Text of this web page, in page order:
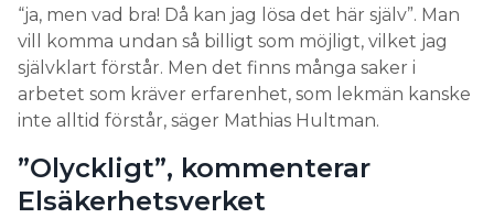
“ja, men vad bra! Då kan jag lösa det här själv”. Man
vill komma undan så billigt som möjligt, vilket jag
självklart förstår. Men det finns många saker i
arbetet som kräver erfarenhet, som lekmän kanske
inte alltid förstår, säger Mathias Hultman.
”Olyckligt”, kommenterar
Elsäkerhetsverket